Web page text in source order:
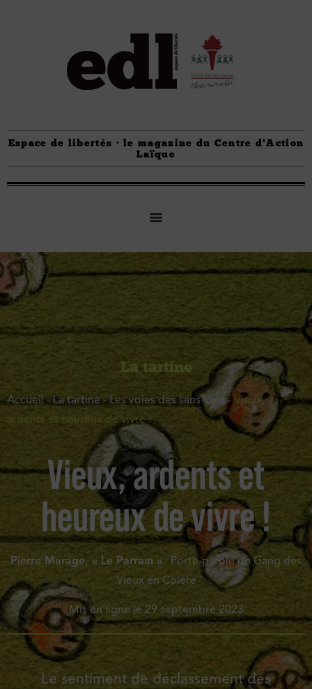
Espace de libertés · le magazine du Centre d'Action
Laïque
La tartine
Accueil-La tartine-Les voies des sans-voix- Vieux,
ardents et heureux de vivre !
Vieux, ardents et
heureux de vivre !
Pierre Marage, « Le Parrain » · Porte-parole du Gang des
Vieux en Colère
Mis en ligne le 29 septembre 2023
Le sentiment de déclassement des